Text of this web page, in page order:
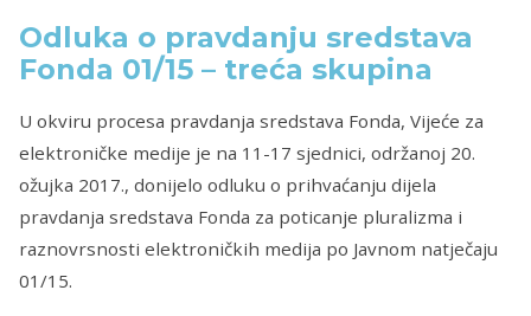
Odluka o pravdanju sredstava
Fonda 01/15 – treća skupina
U okviru procesa pravdanja sredstava Fonda, Vijeće za
elektroničke medije je na 11-17 sjednici, održanoj 20.
ožujka 2017., donijelo odluku o prihvaćanju dijela
pravdanja sredstava Fonda za poticanje pluralizma i
raznovrsnosti elektroničkih medija po Javnom natječaju
01/15.